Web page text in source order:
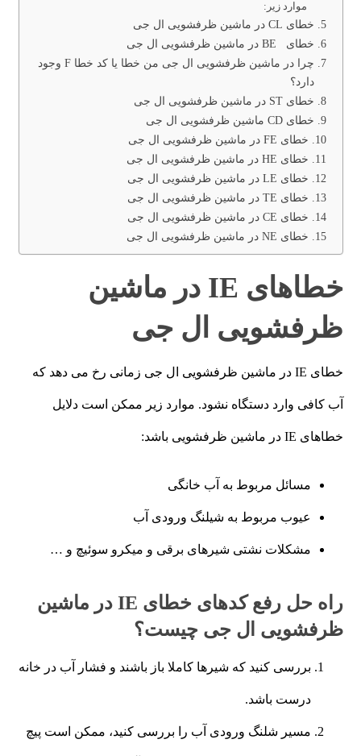
موارد زیر:
خطای CL در ماشین ظرفشویی ال جی
خطای BE در ماشین ظرفشویی ال جی
چرا در ماشین ظرفشویی ال جی من خطا یا کد خطا F وجود
دارد؟
خطای ST در ماشین ظرفشویی ال جی
خطای CD ماشین ظرفشویی ال جی
خطای FE در ماشین ظرفشویی ال جی
خطای HE در ماشین ظرفشویی ال جی
خطای LE در ماشین ظرفشویی ال جی
خطای TE در ماشین ظرفشویی ال جی
خطای CE در ماشین ظرفشویی ال جی
خطای NE در ماشین ظرفشویی ال جی
خطاهای IE در ماشین
ظرفشویی ال جی
خطای IE در ماشین ظرفشویی ال جی زمانی رخ می دهد که
آب کافی وارد دستگاه نشود. موارد زیر ممکن است دلایل
خطاهای IE در ماشین ظرفشویی باشد:
مسائل مربوط به آب خانگی
عیوب مربوط به شیلنگ ورودی آب
مشکلات نشتی شیرهای برقی و میکرو سوئیچ و …
راه حل رفع کدهای خطای IE در ماشین
ظرفشویی ال جی چیست؟
بررسی کنید که شیرها کاملا باز باشند و فشار آب در خانه
درست باشد.
مسیر شلنگ ورودی آب را بررسی کنید، ممکن است پیچ